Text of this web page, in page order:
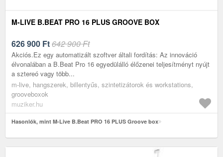
M-LIVE B.BEAT PRO 16 PLUS GROOVE BOX
626 900 Ft642 900 Ft
Akciós.Ez egy automatizált szoftver általi fordítás: Az innováció
élvonalában a B.Beat Pro 16 egyedülálló élőzenei teljesítményt nyújt
a sztereó vagy több...
m-live, hangszerek, billentyűs, szintetizátorok és workstations,
grooveboxok
muziker.hu
Hasonlók, mint M-Live B.Beat PRO 16 PLUS Groove box